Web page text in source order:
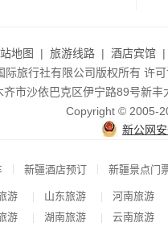
地图 | 旅游线路 | 酒店宾馆 |
际旅行社有限公司版权所有 许
齐市沙依巴克区伊宁路89号新
Copyright © 2005-
新公网
新疆酒店预订 新疆景点门
游 山东旅游 河南旅游
游 湖南旅游 云南旅游